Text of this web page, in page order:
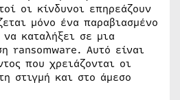
οι κίνδυνοι επηρεάζουν
μόνο ένα παραβιασμένο
να καταλήξει σε μια
ransomware. Αυτό είναι
που χρειάζονται οι
στιγμή και στο άμεσο